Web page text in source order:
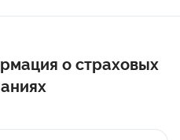
о страховых